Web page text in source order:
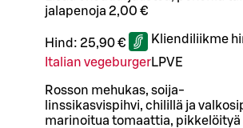
jalapenoja 2,00 €
Hind: 25,90 € Kliendiliikme
Italian vegeburgerLPVE
Rosson mehukas, soija-
linssikasvispihvi, chilillä ja
marinoitua tomaattia, pikkelöityä